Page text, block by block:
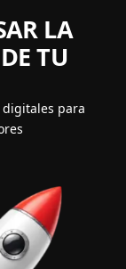
LA
TU
digitales para